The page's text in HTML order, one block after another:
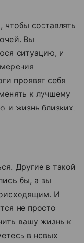
составлять
Вы
ситуацию, и
проявят себя
к лучшему
и жизнь близких.
Другие в такой
бы, а вы
И
не просто
вашу жизнь к
в новых